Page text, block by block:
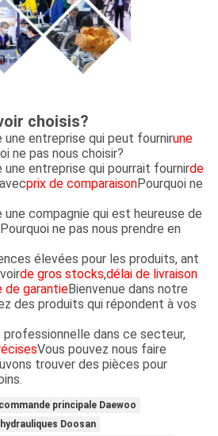
choisis?
une entreprise qui peut fournirune
ne pas nous choisir?
entreprise qui pourrait fournirde
prix de comparaisonPourquoi ne
compagnie qui est heureuse de
Pourquoi ne pas nous prendre en
élevées pour les produits, ant
de gros stocks,délai de livraison
de garantieBienvenue dans notre
des produits qui répondent à vos
dans ce secteur,
Vous pouvez nous faire
trouver des pièces pour
principale Daewoo
Doosan